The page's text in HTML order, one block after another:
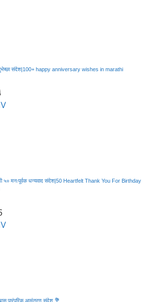
शुभेच्छा संदेश|100+ happy anniversary wishes in marathi
५० मनःपूर्वक धन्यवाद संदेश|50 Heartfelt Thank You For Birthday
खास पारंपरिक आमंत्रण संदेश 💐